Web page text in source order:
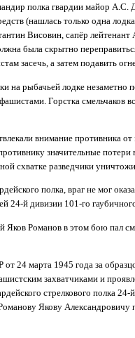
полка гвардии майор А.С.
(нашлась только одна
Висовин, сапёр
была скрытно
засечь, а затем подавить
на рыбачьей лодке незаметно
Горстка смельчаков
внимание противника
значительные
схватке разведчики
полка, враг не мог
24-й дивизии 101-го
Яков Романов в этом бою пал
24 марта 1945 года за
захватчиками и
стрелкового полка 24-
Якову Александровичу